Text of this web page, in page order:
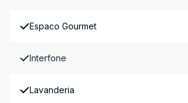
Espaco Gourmet
Interfone
Lavanderia